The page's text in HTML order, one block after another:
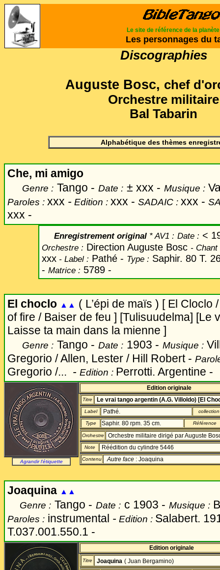
Le site de référence de la planète
Les personnages du
Discographies
Auguste Bosc, chef
Orchestre militaire
Bal Tabarin
Alphabétique des thèmes
Che, mi amigo
Genre : Tango - Date : ± xxx - Musique :
Paroles : xxx - Edition : xxx - SADAIC : xxx -
xxx -
Enregistrement original * AV1 : Date : <
Orchestre : Direction Auguste Bosc - Chant
xxx - Label : Pathé - Type : Saphir. 80 T.
- Matrice : 5789 -
El choclo ▲▲ ( L’épi de maïs ) [ El Cloclo
of fire / Baiser de feu ] [Tulisuudelma] [Le
Laisse ta main dans la mienne ]
Genre : Tango - Date : 1903 - Musique :
Gregorio / Allen, Lester / Hill Robert -
Gregorio /... - Edition : Perrotti. Argentine -
Agrandir l'étiquette
Edition originale
Titre Le vrai tango argentin (A.G. Villoldo) [El
Label Pathé. collection
Type Saphir. 80 rpm. 35 cm. Référence
Orchestre Orchestre militaire dirigé par Auguste
Note Réédition du cylindre 5446
Contenu Autre face : Joaquina
Joaquina ▲▲
Genre : Tango - Date : c 1903 - Musique :
Paroles : instrumental - Edition : Salabert.
T.037.001.550.1 -
Edition originale
Titre Joaquina ( Juan Bergamino)